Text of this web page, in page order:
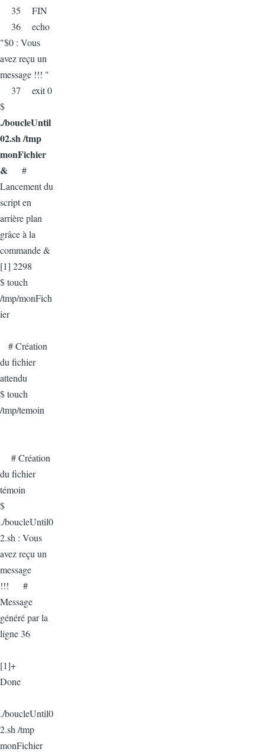
35 FIN
36 echo
"$0 : Vous
avez reçu un
message !!! "
37 exit 0
$
./boucleUntil
02.sh /tmp
monFichier
& #
Lancement du
script en
arrière plan
grâce à la
commande &
[1] 2298
$ touch
/tmp/monFich
ier
# Création
du fichier
attendu
$ touch
/tmp/temoin
# Création
du fichier
témoin
$
./boucleUntil0
2.sh : Vous
avez reçu un
message
!!! #
Message
généré par la
ligne 36
[1]+
Done
./boucleUntil0
2.sh /tmp
monFichier